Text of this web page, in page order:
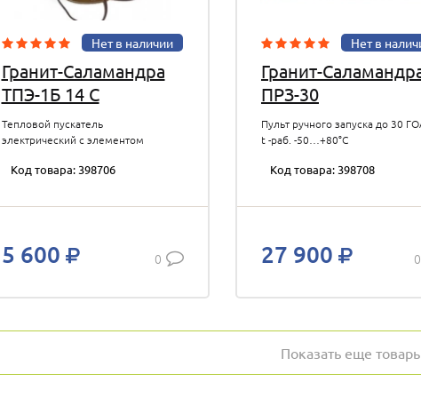
Нет в наличии
Гранит-Саламандра
ТПЭ-1Б 14 C
Тепловой пускатель
электрический с элементом
контролируемая площадь до 18
-раб. -50…+80°С
Код товара: 398706
5 600 0
Нет в
Гранит-
ПРЗ-30
Пульт ручного запуска до 30
t -раб. -50…+80°С
Код товара: 398708
27 900 0
Показать еще